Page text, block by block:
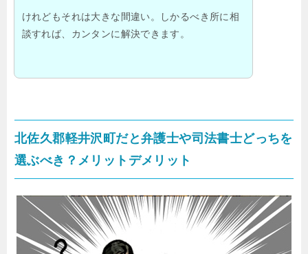
けれどもそれは大きな間違い。しかるべき所に相
談すれば、カンタンに解決できます。
北佐久郡軽井沢町だと弁護士や司法書士どっちを
選ぶべき？メリットデメリット